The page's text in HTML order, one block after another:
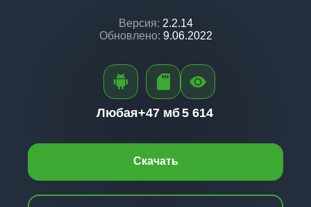
Версия: 2.2.14
Обновлено: 9.06.2022
Скачать
Любая+47 мб5 614